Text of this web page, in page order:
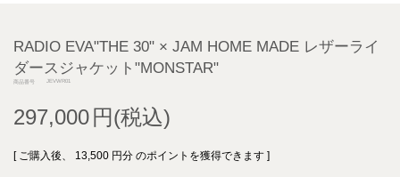
RADIO EVA"THE 30" × JAM HOME MADE レザーライ
ダースジャケット"MONSTAR"
商品番号 JEVWR01
297,000
[ ご購入後、 13,500 円分 のポイントを獲得できます ]